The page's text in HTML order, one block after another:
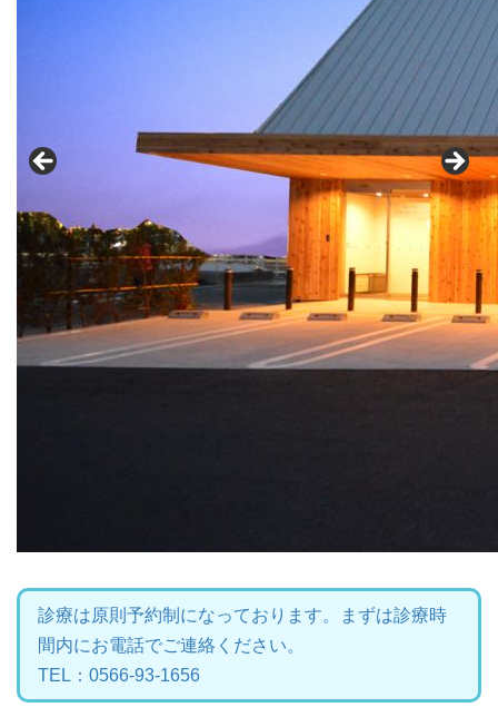
診療は原則予約制になっております。まずは診療時
間内にお電話でご連絡ください。
TEL：0566-93-1656